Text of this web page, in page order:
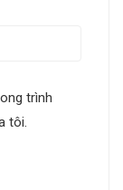
trình
tôi.